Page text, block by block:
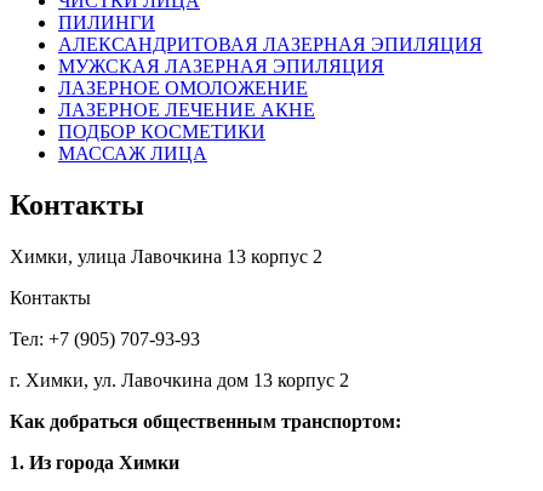
ПИЛИНГИ
АЛЕКСАНДРИТОВАЯ ЛАЗЕРНАЯ ЭПИЛЯЦИЯ
МУЖСКАЯ ЛАЗЕРНАЯ ЭПИЛЯЦИЯ
ЛАЗЕРНОЕ ОМОЛОЖЕНИЕ
ЛАЗЕРНОЕ ЛЕЧЕНИЕ АКНЕ
ПОДБОР КОСМЕТИКИ
МАССАЖ ЛИЦА
Контакты
Химки, улица Лавочкина 13 корпус 2
Контакты
Тел: +7 (905) 707-93-93
г. Химки, ул. Лавочкина дом 13 корпус 2
Как добраться общественным транспортом:
1. Из города Химки